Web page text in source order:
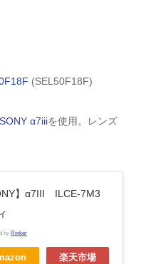
(SEL50F18F)
SONY α7iiiを使用。レンズ
】α7III ILCE-7M3
byRinker
楽天市場